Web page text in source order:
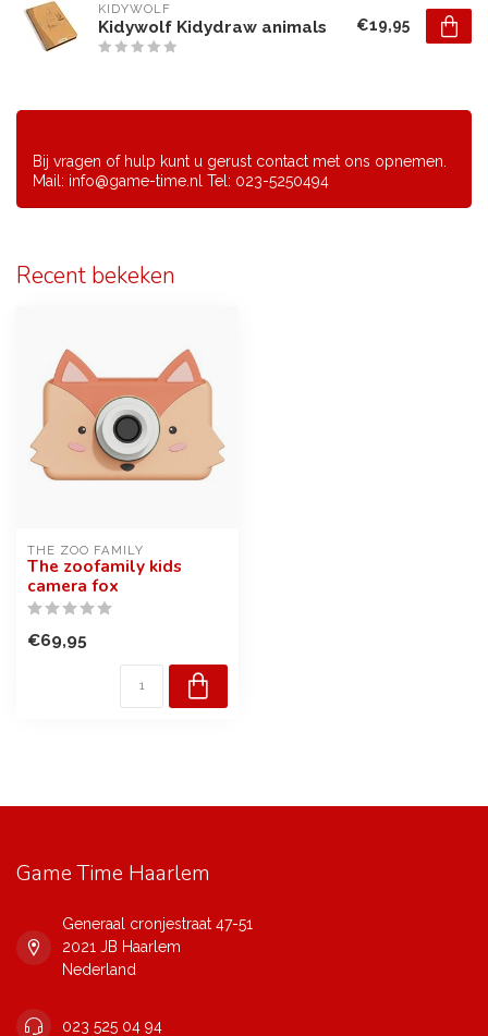
KIDYWOLF
Kidywolf Kidydraw animals €19,95
Bij vragen of hulp kunt u gerust contact met ons opnemen.
Mail: info@game-time.nl Tel: 023-5250494
Recent bekeken
THE ZOO FAMILY
The zoofamily kids
camera fox
€69,95
Game Time Haarlem
Generaal cronjestraat 47-51
2021 JB Haarlem
Nederland
023 525 04 94